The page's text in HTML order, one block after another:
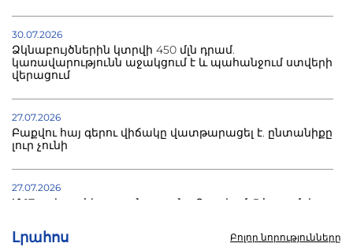
Լրահոս Բոլոր նորությունները
30.07.2026
Ձկնաբույծներին կտրվի 450 մլն դրամ.
կառավարությունն աջակցում է և պահանջում ստվերի
վերացում
27.07.2026
Բաքվու հայ գերու վիճակը վատթարացել է. ընտանիքը
լուր չունի
27.07.2026
Մ-17 աշխարհի առաջնությունը Բաքվում. 5 հայ ըմբիշ